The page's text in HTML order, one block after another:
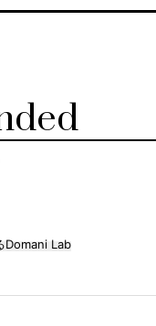
Domani Lab